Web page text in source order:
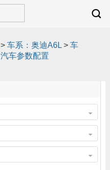
> 车系：奥迪A6L > 车
汽车参数配置